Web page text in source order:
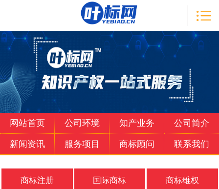
知产业务
新闻资讯
服务项目
商标顾问

网站首页 公司环境 知产业务 公司简介
新闻资讯 服务项目 商标顾问 联系我们
商标注册 国际商标 商标维权